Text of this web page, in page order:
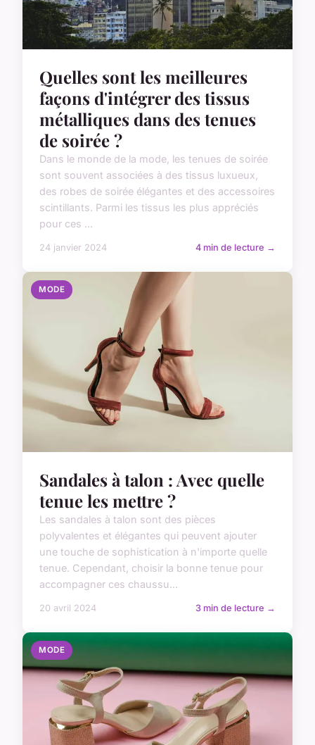
Quelles sont les meilleures
façons d'intégrer des tissus
métalliques dans des tenues
de soirée ?
Dans le monde de la mode, les tenues de soirée
sont souvent associées à des tissus luxueux,
des robes de soirée élégantes et des accessoires
scintillants. Parmi les tissus les plus appréciés
pour ces ...
24 janvier 2024 4 min de lecture →
MODE
Sandales à talon : Avec quelle
tenue les mettre ?
Les sandales à talon sont des pièces
polyvalentes et élégantes qui peuvent ajouter
une touche de sophistication à n'importe quelle
tenue. Cependant, choisir la bonne tenue pour
accompagner ces chaussu...
20 avril 2024 3 min de lecture →
MODE